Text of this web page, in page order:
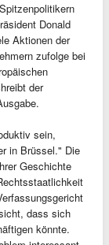
Donald
Aktionen der
zufolge bei
der
sein,
in Brüssel." Die
Geschichte
dass sich
könnte.